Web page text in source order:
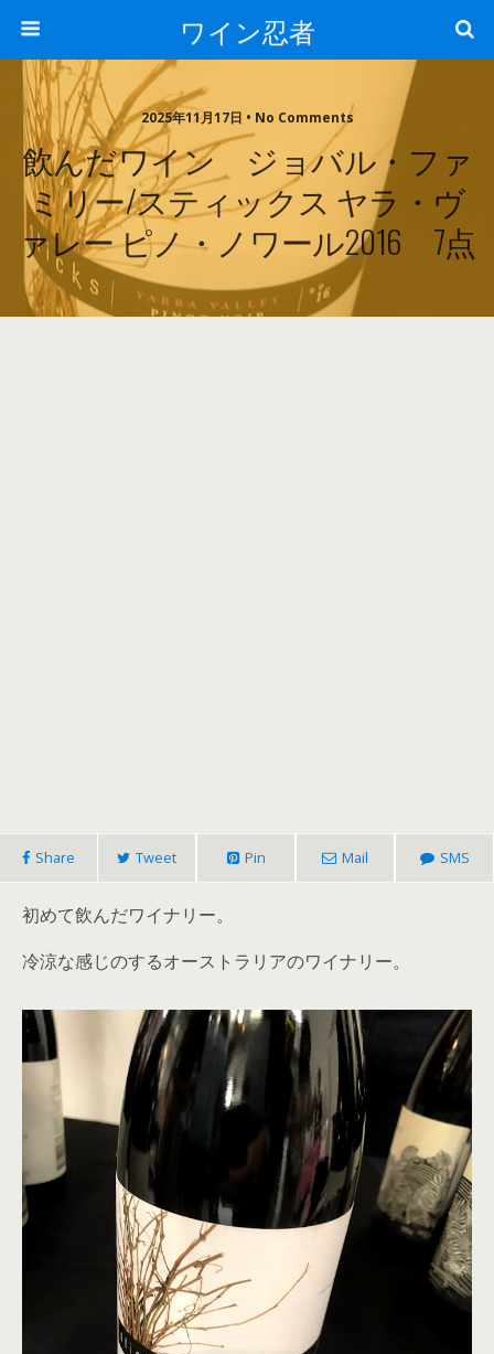
ワイン忍者
2025年11月17日 • No Comments
飲んだワイン ジョバル・ファ
ミリー/スティックス ヤラ・ヴ
ァレー ピノ・ノワール2016 7点
Share Tweet Pin Mail SMS
初めて飲んだワイナリー。
冷涼な感じのするオーストラリアのワイナリー。